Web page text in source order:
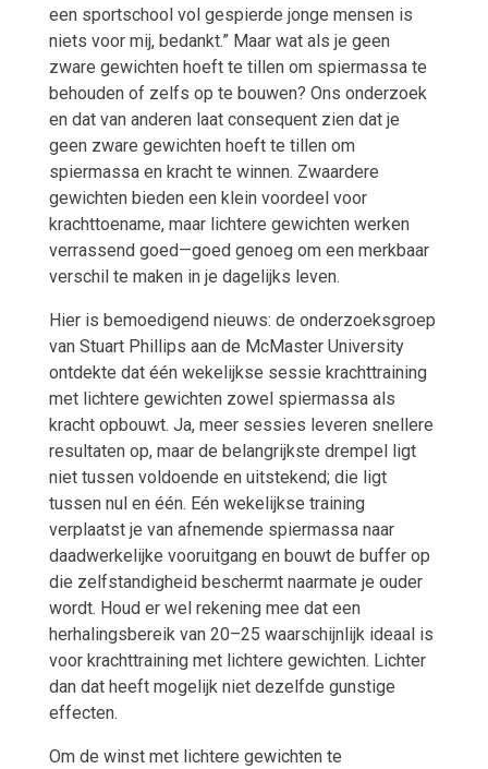
een sportschool vol gespierde jonge mensen is
niets voor mij, bedankt.” Maar wat als je geen
zware gewichten hoeft te tillen om spiermassa te
behouden of zelfs op te bouwen? Ons onderzoek
en dat van anderen laat consequent zien dat je
geen zware gewichten hoeft te tillen om
spiermassa en kracht te winnen. Zwaardere
gewichten bieden een klein voordeel voor
krachttoename, maar lichtere gewichten werken
verrassend goed—goed genoeg om een merkbaar
verschil te maken in je dagelijks leven.
Hier is bemoedigend nieuws: de onderzoeksgroep
van Stuart Phillips aan de McMaster University
ontdekte dat één wekelijkse sessie krachttraining
met lichtere gewichten zowel spiermassa als
kracht opbouwt. Ja, meer sessies leveren snellere
resultaten op, maar de belangrijkste drempel ligt
niet tussen voldoende en uitstekend; die ligt
tussen nul en één. Eén wekelijkse training
verplaatst je van afnemende spiermassa naar
daadwerkelijke vooruitgang en bouwt de buffer op
die zelfstandigheid beschermt naarmate je ouder
wordt. Houd er wel rekening mee dat een
herhalingsbereik van 20–25 waarschijnlijk ideaal is
voor krachttraining met lichtere gewichten. Lichter
dan dat heeft mogelijk niet dezelfde gunstige
effecten.
Om de winst met lichtere gewichten te